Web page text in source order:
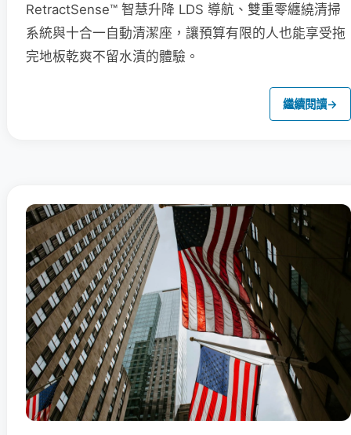
RetractSense™ 智慧升降 LDS 導航、雙重零纏繞清掃
系統與十合一自動清潔座，讓預算有限的人也能享受拖
完地板乾爽不留水漬的體驗。
繼續閱讀→